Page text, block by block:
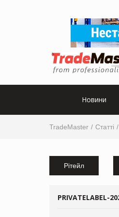
Новини
TradeMaster Статті
Рітейл